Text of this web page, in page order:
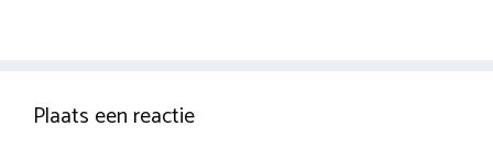
Plaats een reactie